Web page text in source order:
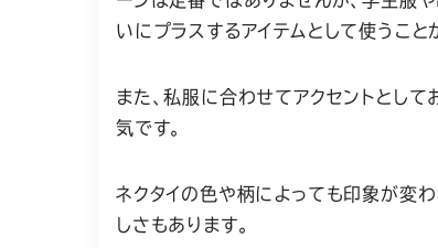
いにプラスするアイテムとして使うこと
また、私服に合わせてアクセントとし
気です。
ネクタイの色や柄によっても印象が変
しさもあります。